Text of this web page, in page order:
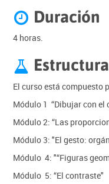
 Duración
4 horas.
 Estructura
El curso está compuesto
Módulo 1 “Dibujar con el
Módulo 2: “Las
Módulo 3: "El gesto:
Módulo 4: "“Figuras
Módulo 5: “El contraste"